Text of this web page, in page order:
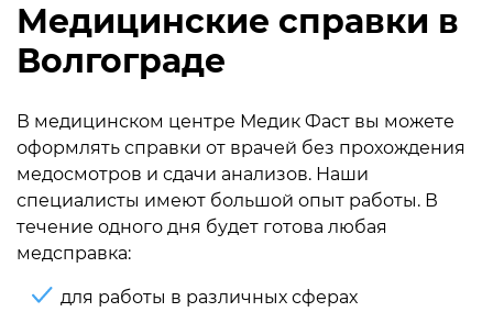
Медицинские справки в
Волгограде
В медицинском центре Медик Фаст вы можете
оформлять справки от врачей без прохождения
медосмотров и сдачи анализов. Наши
специалисты имеют большой опыт работы. В
течение одного дня будет готова любая
медсправка:
для работы в различных сферах